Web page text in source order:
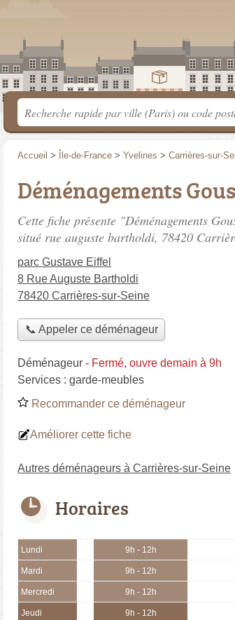
Accueil > Île-de-France > Yvelines > Carrières-sur-
Déménagements
Cette fiche présente "Déménagements
situé rue auguste bartholdi, 78420
parc Gustave Eiffel
8 Rue Auguste Bartholdi
78420 Carrières-sur-Seine
📞 Appeler ce déménageur
Déménageur - Fermé, ouvre demain à 9h
Services : garde-meubles
Recommander ce déménageur
Améliorer cette fiche
Autres déménageurs à Carrières-sur-Seine
Horaires
Lundi 9h - 12h
Mardi 9h - 12h
Mercredi 9h - 12h
Jeudi 9h - 12h